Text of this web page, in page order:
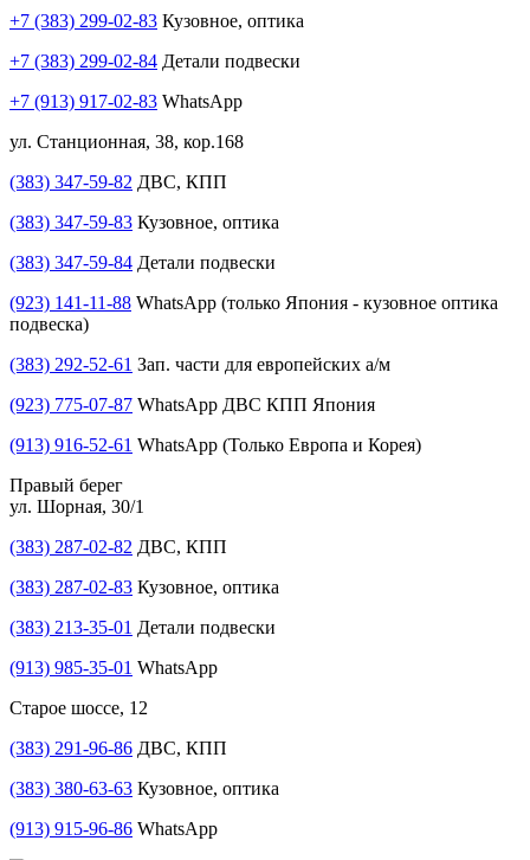
+7 (383) 299-02-83 Кузовное, оптика
+7 (383) 299-02-84 Детали подвески
+7 (913) 917-02-83 WhatsApp
ул. Станционная, 38, кор.168
(383) 347-59-82 ДВС, КПП
(383) 347-59-83 Кузовное, оптика
(383) 347-59-84 Детали подвески
(923) 141-11-88 WhatsApp (только Япония - кузовное оптика
подвеска)
(383) 292-52-61 Зап. части для европейских а/м
(923) 775-07-87 WhatsApp ДВС КПП Япония
(913) 916-52-61 WhatsApp (Только Европа и Корея)
Правый берег
ул. Шорная, 30/1
(383) 287-02-82 ДВС, КПП
(383) 287-02-83 Кузовное, оптика
(383) 213-35-01 Детали подвески
(913) 985-35-01 WhatsApp
Старое шоссе, 12
(383) 291-96-86 ДВС, КПП
(383) 380-63-63 Кузовное, оптика
(913) 915-96-86 WhatsApp